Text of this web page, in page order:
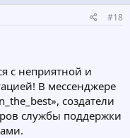
#18
с неприятной и
В мессенджере
создатели
службы поддержки